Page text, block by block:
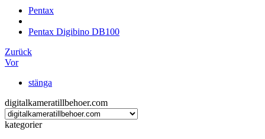
Pentax
Pentax Digibino DB100
Zurück
Vor
stänga
digitalkameratillbehoer.com
kategorier